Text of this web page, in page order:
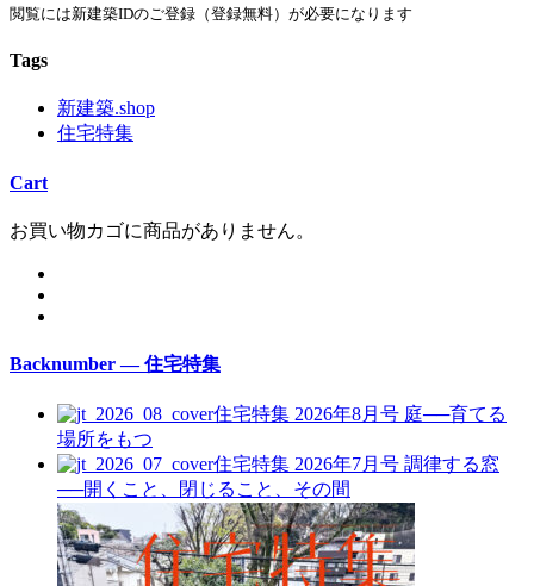
閲覧には新建築IDのご登録（登録無料）が必要になります
Tags
新建築.shop
住宅特集
Cart
お買い物カゴに商品がありません。
Backnumber — 住宅特集
住宅特集 2026年8月号 庭──育てる
場所をもつ
住宅特集 2026年7月号 調律する窓
──開くこと、閉じること、その間